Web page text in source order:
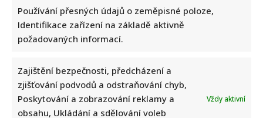
Používání přesných údajů o zeměpisné poloze,
Identifikace zařízení na základě aktivně
požadovaných informací.
Zajištění bezpečnosti, předcházení a
zjišťování podvodů a odstraňování chyb,
Poskytování a zobrazování reklamy a
obsahu, Ukládání a sdělování voleb
Vždy aktivní